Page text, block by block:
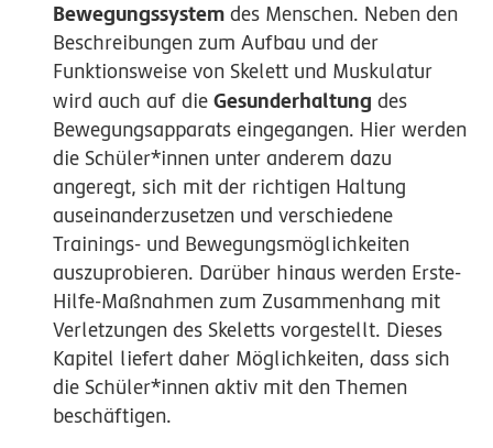
Bewegungssystem des Menschen. Neben den
Beschreibungen zum Aufbau und der
Funktionsweise von Skelett und Muskulatur
wird auch auf die Gesunderhaltung des
Bewegungsapparats eingegangen. Hier werden
die Schüler*innen unter anderem dazu
angeregt, sich mit der richtigen Haltung
auseinanderzusetzen und verschiedene
Trainings- und Bewegungsmöglichkeiten
auszuprobieren. Darüber hinaus werden Erste-
Hilfe-Maßnahmen zum Zusammenhang mit
Verletzungen des Skeletts vorgestellt. Dieses
Kapitel liefert daher Möglichkeiten, dass sich
die Schüler*innen aktiv mit den Themen
beschäftigen.